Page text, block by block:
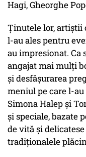
Hagi, Gheorghe
Ținutele lor, artiștii
l-au ales pentru
au impresionat. Ca
angajat mai mulți
şi desfășurarea
meniul pe care l-
Simona Halep și
și speciale, bazate
de vită şi
tradiţionalele